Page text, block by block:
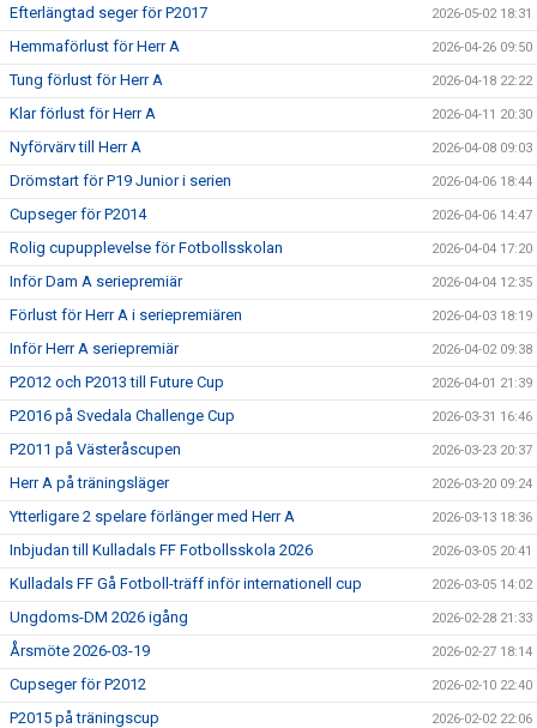
Efterlängtad seger för P2017 2026-05-02 18:31
Hemmaförlust för Herr A 2026-04-26 09:50
Tung förlust för Herr A 2026-04-18 22:22
Klar förlust för Herr A 2026-04-11 20:30
Nyförvärv till Herr A 2026-04-08 09:03
Drömstart för P19 Junior i serien 2026-04-06 18:44
Cupseger för P2014 2026-04-06 14:47
Rolig cupupplevelse för Fotbollsskolan 2026-04-04 17:20
Inför Dam A seriepremiär 2026-04-04 12:35
Förlust för Herr A i seriepremiären 2026-04-03 18:19
Inför Herr A seriepremiär 2026-04-02 09:38
P2012 och P2013 till Future Cup 2026-04-01 21:39
P2016 på Svedala Challenge Cup 2026-03-31 16:46
P2011 på Västeråscupen 2026-03-23 20:37
Herr A på träningsläger 2026-03-20 09:24
Ytterligare 2 spelare förlänger med Herr A 2026-03-13 18:36
Inbjudan till Kulladals FF Fotbollsskola 2026 2026-03-05 20:41
Kulladals FF Gå Fotboll-träff inför internationell cup 2026-03-05 14:02
Ungdoms-DM 2026 igång 2026-02-28 21:33
Årsmöte 2026-03-19 2026-02-27 18:14
Cupseger för P2012 2026-02-10 22:40
P2015 på träningscup 2026-02-02 22:06